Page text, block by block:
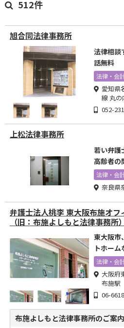
512件
旭合同法律事務所
法律相談
話無料
法律・会
愛知県
線 丸の
052-
上松法律事務所
若い弁護
高齢者の
法律・会
奈良県
弁護士法人桃李 東大阪布施オフ
（旧：布施よしもと法律事務所
東大阪市
トホー
日・夜間
法律・会
大阪府
布施駅
06-
布施よしもと法律事務所のご案内